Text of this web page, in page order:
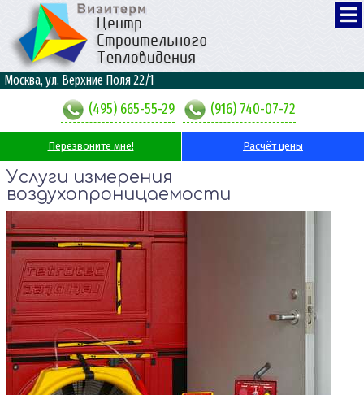
Москва, ул. Верхние Поля 22/1
(495) 665-55-29 (916) 740-07-72
Перезвоните мне! Расчёт цены
Услуги измерения
воздухопроницаемости